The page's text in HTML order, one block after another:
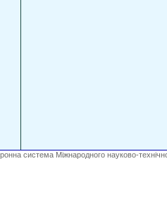
система Міжнародного науково-